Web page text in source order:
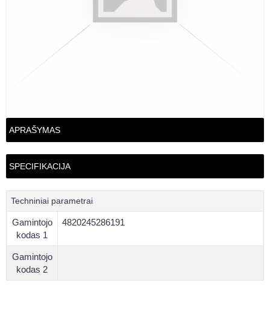
APRAŠYMAS
SPECIFIKACIJA
Techniniai parametrai
Gamintojo
kodas 1
4820245286191
Gamintojo
kodas 2